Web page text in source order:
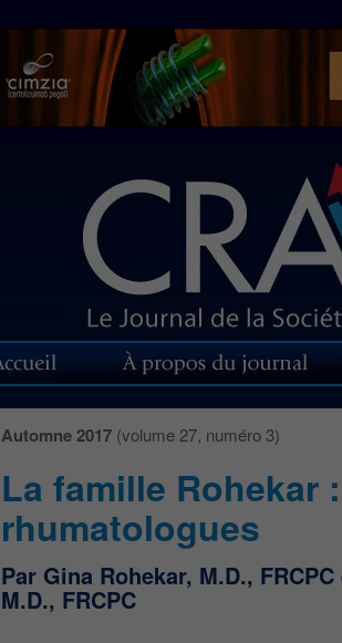
Automne 2017 (volume 27, numéro 3)
La famille Rohekar
rhumatologues
Par Gina Rohekar, M.D.,
M.D., FRCPC